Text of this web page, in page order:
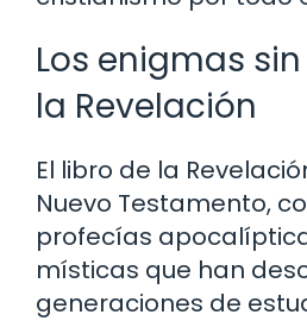
Los enigmas
la Revelación
El libro de la
Nuevo Testamento,
profecías
místicas que han
generaciones de